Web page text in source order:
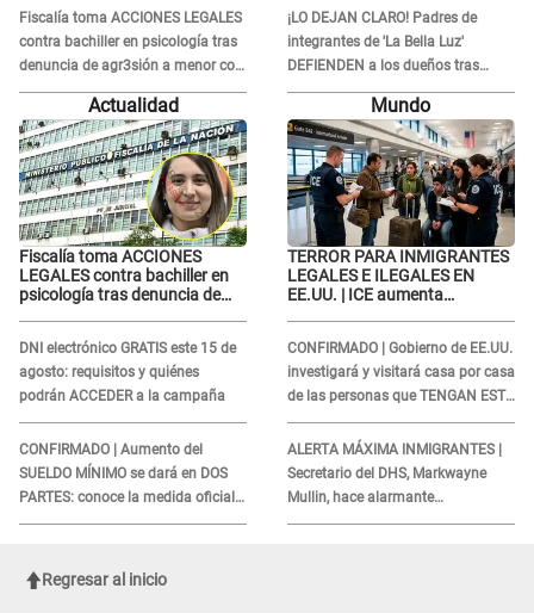
Fiscalía toma ACCIONES LEGALES
contra bachiller en psicología tras
denuncia de agr3sión a menor con
autismo
¡LO DEJAN CLARO! Padres de
integrantes de 'La Bella Luz'
DEFIENDEN a los dueños tras
denuncia: “Nunca vimos nada...”
Actualidad
Fiscalía toma ACCIONES
LEGALES contra bachiller en
psicología tras denuncia de
DNI electrónico GRATIS este 15 de
agosto: requisitos y quiénes
podrán ACCEDER a la campaña
CONFIRMADO | Aumento del
SUELDO MÍNIMO se dará en DOS
PARTES: conoce la medida oficial
del Ministerio de Economía
Mundo
TERROR PARA INMIGRANTES
LEGALES E ILEGALES EN
EE.UU. | ICE aumenta
CONFIRMADO | Gobierno de EE.UU.
investigará y visitará casa por casa
de las personas que TENGAN ESTE
TRABAJO
ALERTA MÁXIMA INMIGRANTES |
Secretario del DHS, Markwayne
Mullin, hace alarmante
declaración: "Ahora vamos por
Regresar al inicio